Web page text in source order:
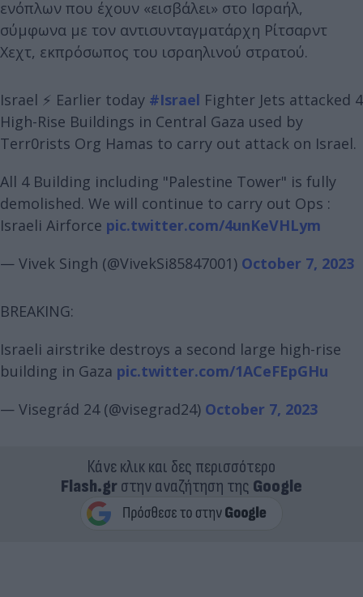
ενόπλων που έχουν «εισβάλει» στο Ισραήλ,
σύμφωνα με τον αντισυνταγματάρχη Ρίτσαρντ
Χεχτ, εκπρόσωπος του ισραηλινού στρατού.
Israel ⚡ Earlier today #Israel Fighter Jets attacked 4
High-Rise Buildings in Central Gaza used by
Terr0rists Org Hamas to carry out attack on Israel.
All 4 Building including "Palestine Tower" is fully
demolished. We will continue to carry out Ops :
Israeli Airforce pic.twitter.com/4unKeVHLym
— Vivek Singh (@VivekSi85847001) October 7, 2023
BREAKING:
Israeli airstrike destroys a second large high-rise
building in Gaza pic.twitter.com/1ACeFEpGHu
— Visegrád 24 (@visegrad24) October 7, 2023
Κάνε κλικ και δες περισσότερο
Flash.grστην αναζήτηση της Google